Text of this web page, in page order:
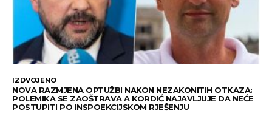
IZDVOJENO
NOVA RAZMJENA OPTUŽBI NAKON NEZAKONITIH OTKAZA:
POLEMIKA SE ZAOŠTRAVA A KORDIĆ NAJAVLJUJE DA NEĆE
POSTUPITI PO INSPOEKCIJSKOM RJEŠENJU